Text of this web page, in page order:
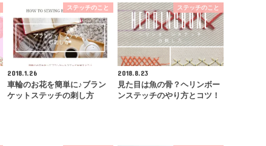
ステッチのこと
2018.1.26
車輪のお花を簡単に♪ブラン
ケットステッチの刺し方
ステッチのこと
2018.8.23
見た目は魚の骨？ヘリンボー
ンステッチのやり方とコツ！